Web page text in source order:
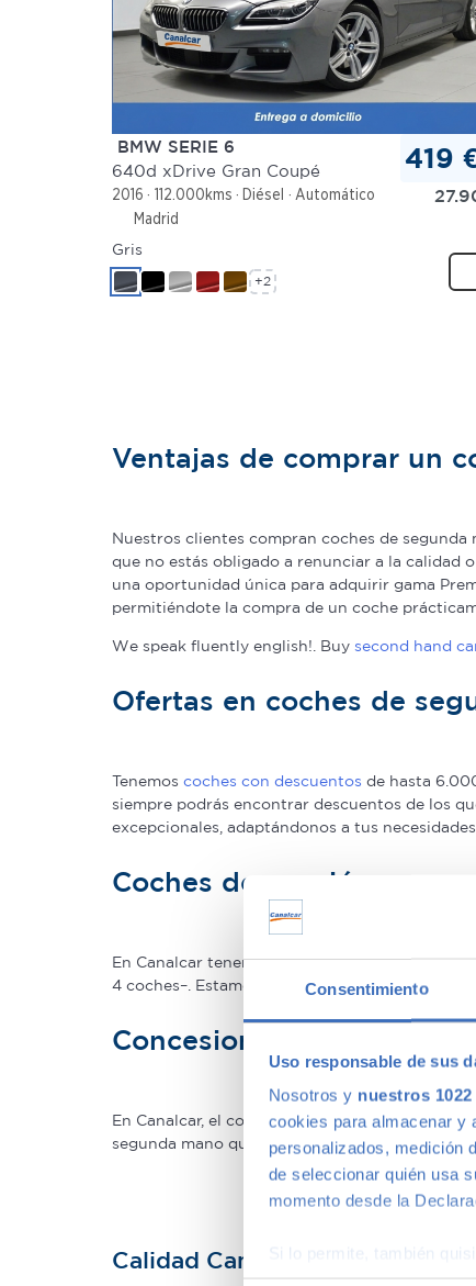
Consentimiento
Uso responsable de sus
Nosotros y nuestros
cookies para almacenar y
personalizados, medición
de seleccionar quién usa
momento desde la
Si lo permite, también
BMW SERIE 6
640d xDrive Gran Coupé
2016 112.000kms Diésel
Automático
Madrid
419
Gris
+2
Ventajas de comprar un
Nuestros clientes compran coches de
que no estás obligado a renunciar a la calidad
una oportunidad única para adquirir gama
permitiéndote la compra de un coche
We speak fluently english!. Buy second hand
Ofertas en coches de
Tenemos coches con descuentos de hasta
siempre podrás encontrar descuentos de los
excepcionales, adaptándonos a tus
Coches de ocasión con
En Canalcar tenemos los coches de segunda
4 coches–. Estamos tan seguros de la calidad
Concesionario de ocasión
En Canalcar, el concesionario de coches de
segunda mano que mejor se adapte a tus
Calidad Canalcar